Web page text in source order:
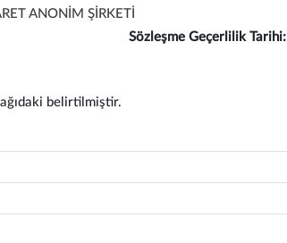
ANONİM ŞİRKETİ
Sözleşme Geçerlilik Tarihi:
belirtilmiştir.